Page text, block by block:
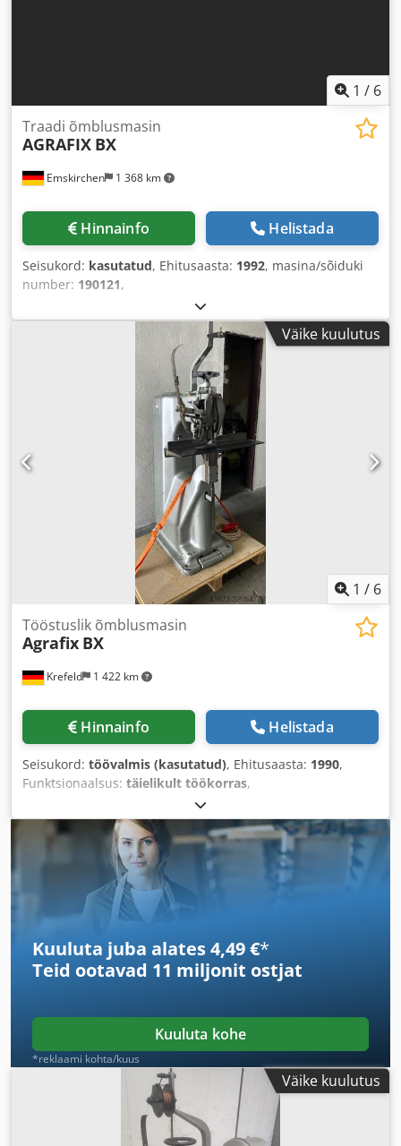
1 / 6
Emskirchen 1 368 km
Traadi õmblusmasin
AGRAFIX BX
Hinnainfo Helistada
Seisukord: kasutatud, Ehitusaasta: 1992, masina/sõiduki
number: 190121,
Väike kuulutus
1 / 6
Krefeld 1 422 km
Tööstuslik õmblusmasin
Agrafix BX
Hinnainfo Helistada
Seisukord: töövalmis (kasutatud), Ehitusaasta: 1990,
Funktsionaalsus: täielikult töökorras,
Kuuluta juba alates 4,49 €*
Teid ootavad 11 miljonit ostjat
Kuuluta kohe
*reklaami kohta/kuus
Väike kuulutus